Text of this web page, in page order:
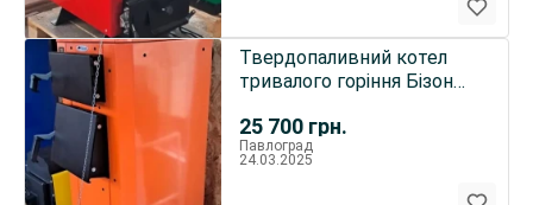
25 700 грн.
Твердопаливний котел
тривалого горіння Бізон
Павлоград
24.03.2025